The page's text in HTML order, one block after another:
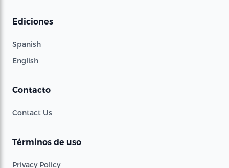
Ediciones
Spanish
English
Contacto
Contact Us
Términos de uso
Privacy Policy